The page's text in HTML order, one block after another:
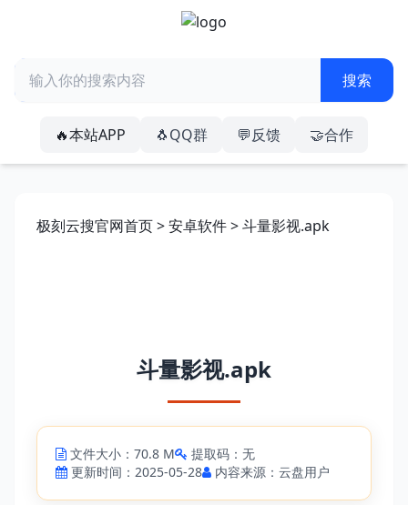
🔥本站APP 🐧QQ群 💬反馈 🤝合作
极刻云搜官网首页>安卓软件> 斗量影视.apk
斗量影视.apk
文件大小：70.8 M
提取码：无
更新时间：2025-05-28
内容来源：云盘用户